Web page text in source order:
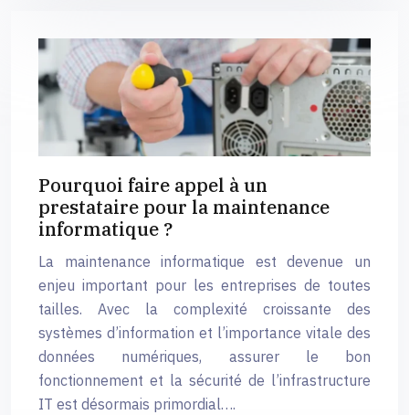
Pourquoi faire appel à un
prestataire pour la maintenance
informatique ?
La maintenance informatique est devenue un
enjeu important pour les entreprises de toutes
tailles. Avec la complexité croissante des
systèmes d’information et l’importance vitale des
données numériques, assurer le bon
fonctionnement et la sécurité de l’infrastructure
IT est désormais primordial….